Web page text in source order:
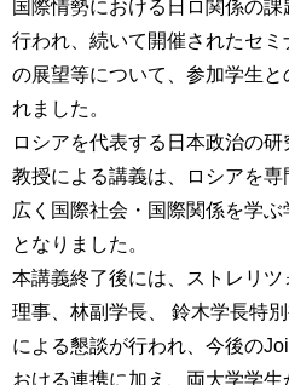
入
試
情
報
寄
附
す
る
お
い
合
一
般・
域
の
教
職
員
専
用
国際情勢における日ロ関係の
行われ、続いて開催されたセ
の展望等について、参加学生
れました。
ロシアを代表する日本政治の
教授による講義は、ロシアを専
広く国際社会・国際関係を学
となりました。
本講義終了後には、ストレリ
理事、林副学長、 鈴木学長特
による懇談が行われ、今後の
おける連携に加え、両大学学